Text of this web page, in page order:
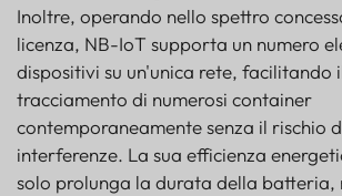
Inoltre, operando nello spettro
licenza, NB-IoT supporta un numero
dispositivi su un'unica rete, facilitando
tracciamento di numerosi container
contemporaneamente senza il rischio
interferenze. La sua efficienza
solo prolunga la durata della batteria,